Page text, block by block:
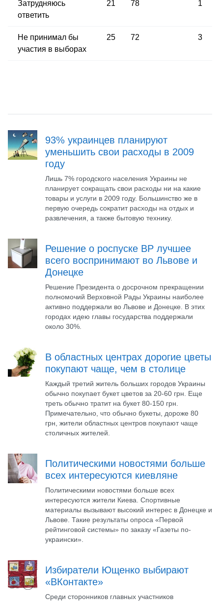
Затрудняюсь
ответить
21 78 1
Не принимал бы
участия в выборах
25 72 3
93% украинцев планируют
уменьшить свои расходы в 2009
году
Лишь 7% городского населения Украины не
планирует сокращать свои расходы ни на какие
товары и услуги в 2009 году. Большинство же в
первую очередь сократит расходы на отдых и
развлечения, а также бытовую технику.
Решение о роспуске ВР лучшее
всего воспринимают во Львове и
Донецке
Решение Президента о досрочном прекращении
полномочий Верховной Рады Украины наиболее
активно поддержали во Львове и Донецке. В этих
городах идею главы государства поддержали
около 30%.
В областных центрах дорогие цветы
покупают чаще, чем в столице
Каждый третий житель больших городов Украины
обычно покупает букет цветов за 20-60 грн. Еще
треть обычно тратит на букет 80-150 грн.
Примечательно, что обычно букеты, дороже 80
грн, жители областных центров покупают чаще
столичных жителей.
Политическими новостями больше
всех интересуются киевляне
Политическими новостями больше всех
интересуются жители Киева. Спортивные
материалы вызывают высокий интерес в Донецке и
Львове. Такие результаты опроса «Первой
рейтинговой системы» по заказу «Газеты по-
украински».
Избиратели Ющенко выбирают
«ВКонтакте»
Среди сторонников главных участников